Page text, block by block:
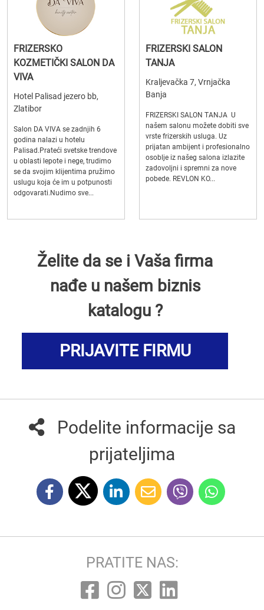
FRIZERSKO
KOZMETIČKI SALON DA
VIVA
Hotel Palisad jezero bb,
Zlatibor
Salon DA VIVA se zadnjih 6
godina nalazi u hotelu
Palisad.Prateći svetske trendove
u oblasti lepote i nege, trudimo
se da svojim klijentima pružimo
uslugu koja će im u potpunosti
odgovarati.Nudimo sve...
FRIZERSKI SALON
TANJA
Kraljevačka 7, Vrnjačka
Banja
FRIZERSKI SALON TANJA U
našem salonu možete dobiti sve
vrste frizerskih usluga. Uz
prijatan ambijent i profesionalno
osoblje iz našeg salona izlazite
zadovoljni i spremni za nove
pobede. REVLON KO...
Želite da se i Vaša firma
nađe u našem biznis
katalogu ?
PRIJAVITE FIRMU
Podelite informacije sa
prijateljima
PRATITE NAS: